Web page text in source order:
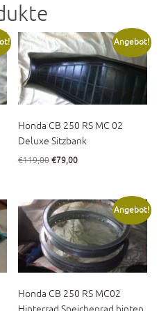
Angebot!
Honda CB 250 RS MC 02
Deluxe Sitzbank
€119,00 Ursprünglicher
€119,00
€79,00Aktueller
€79,00.
Angebot!
Honda CB 250 RS MC02